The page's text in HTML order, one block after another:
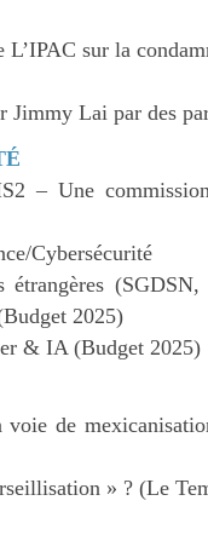
sur la
Lai par des
– Une
Cybersécurité
étrangères
2025)
& IA (Budget 2025)
de
» ? (Le